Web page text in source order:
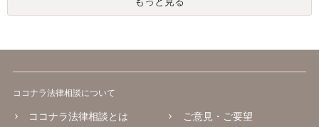
ココナラ法律相談について
ココナラ法律相談とは
ご意見・ご要望